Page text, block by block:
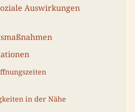
Auswirkungen
in der Nähe